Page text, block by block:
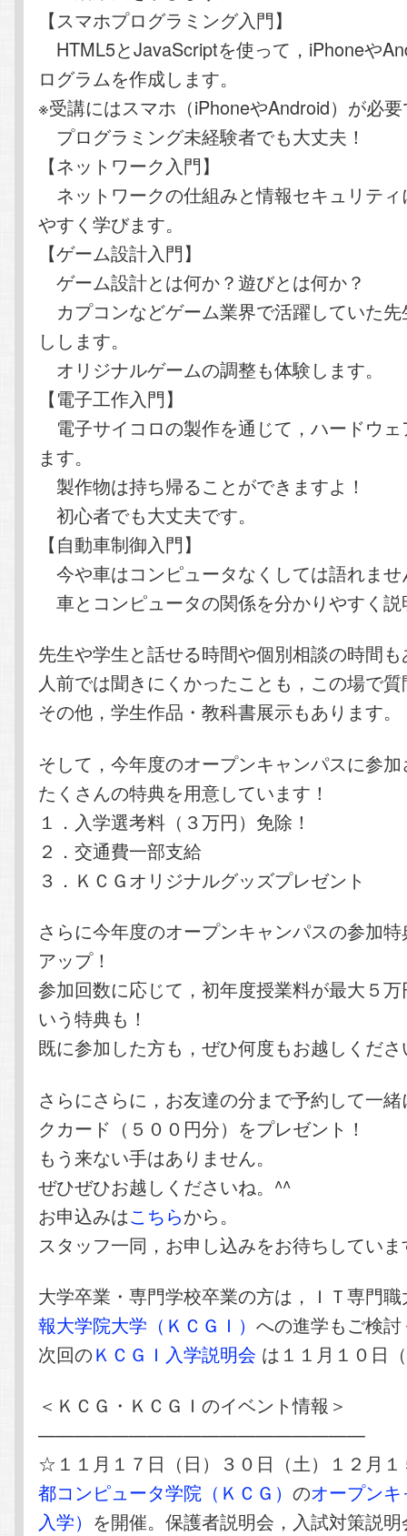
【スマホプログラミング入門】
HTML5とJavaScriptを使って，iPhoneや
ログラムを作成します。
※受講にはスマホ（iPhoneやAndroid）が必
プログラミング未経験者でも大丈夫！
【ネットワーク入門】
ネットワークの仕組みと情報セキュリテ
やすく学びます。
【ゲーム設計入門】
ゲーム設計とは何か？遊びとは何か？
カプコンなどゲーム業界で活躍していた
しします。
オリジナルゲームの調整も体験します。
【電子工作入門】
電子サイコロの製作を通じて，ハードウ
ます。
製作物は持ち帰ることができますよ！
初心者でも大丈夫です。
【自動車制御入門】
今や車はコンピュータなくしては語れませ
車とコンピュータの関係を分かりやすく
先生や学生と話せる時間や個別相談の時間
人前では聞きにくかったことも，この場で
その他，学生作品・教科書展示もあります。
そして，今年度のオープンキャンパスに参
たくさんの特典を用意しています！
１．入学選考料（３万円）免除！
２．交通費一部支給
３．ＫＣＧオリジナルグッズプレゼント
さらに今年度のオープンキャンパスの参加
アップ！
参加回数に応じて，初年度授業料が最大５
いう特典も！
既に参加した方も，ぜひ何度もお越しくだ
さらにさらに，お友達の分まで予約して一
クカード（５００円分）をプレゼント！
もう来ない手はありません。
ぜひぜひお越しくださいね。^^
お申込みはこちらから。
スタッフ一同，お申し込みをお待ちしてい
大学卒業・専門学校卒業の方は，ＩＴ専門
報大学院大学（ＫＣＧＩ）への進学もご検
次回のＫＣＧＩ入学説明会 は１１月１０日
＜ＫＣＧ・ＫＣＧＩのイベント情報＞
——————————————————
☆１１月１７日（日）３０日（土）１２月
都コンピュータ学院（ＫＣＧ）のオープン
入学） を開催。保護者説明会，入試対策説